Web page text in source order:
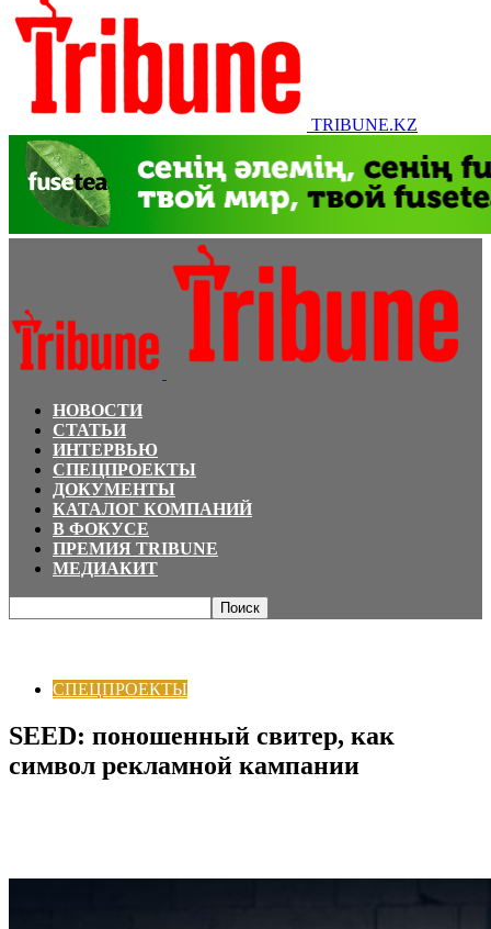
TRIBUNE.KZ
НОВОСТИ
СТАТЬИ
ИНТЕРВЬЮ
СПЕЦПРОЕКТЫ
ДОКУМЕНТЫ
КАТАЛОГ КОМПАНИЙ
В ФОКУСЕ
ПРЕМИЯ TRIBUNE
МЕДИАКИТ
СПЕЦПРОЕКТЫ
SEED: поношенный свитер, как
символ рекламной кампании